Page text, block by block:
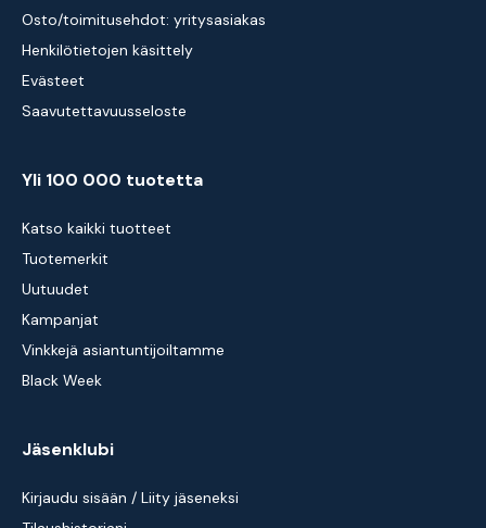
Osto/toimitusehdot: yritysasiakas
Henkilötietojen käsittely
Evästeet
Saavutettavuusseloste
Yli 100 000 tuotetta
Katso kaikki tuotteet
Tuotemerkit
Uutuudet
Kampanjat
Vinkkejä asiantuntijoiltamme
Black Week
Jäsenklubi
Kirjaudu sisään / Liity jäseneksi